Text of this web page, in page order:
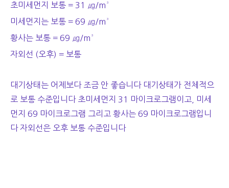
초미세먼지 보통 = 31 ㎍/m³
미세먼지는 보통 = 69 ㎍/m³
황사는 보통 = 69 ㎍/m³
자외선 (오후) = 보통
대기상태는 어제보다 조금 안 좋습니다 대기상태가 전체적으
로 보통 수준입니다 초미세먼지 31 마이크로그램이고, 미세
먼지 69 마이크로그램 그리고 황사는 69 마이크로그램입니
다 자외선은 오후 보통 수준입니다